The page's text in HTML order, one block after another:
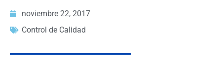
noviembre 22, 2017
Control de Calidad